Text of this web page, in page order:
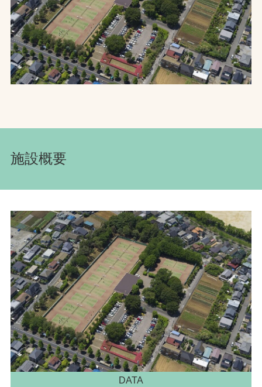
プライバシーポリシー
ソーシャルメディアポリシー
文字の見えづらさや操作にお困りの方へ
施設概要
DATA